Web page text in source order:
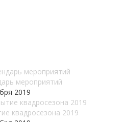
мероприятий
2019
квадросезона 2019